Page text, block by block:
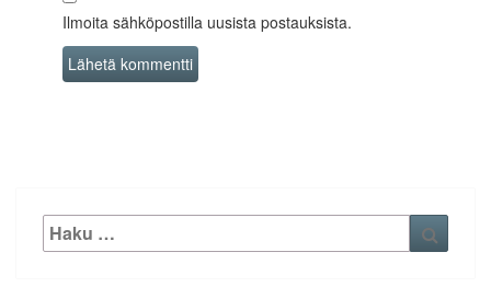
Ilmoita sähköpostilla uusista postauksista.
Etsi: